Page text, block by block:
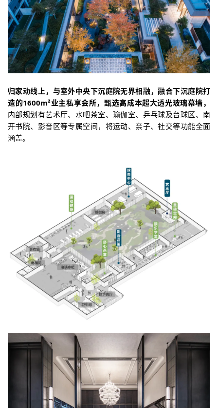
归家动线上，与室外中央下沉庭院无界相融，融合下沉庭院打
造的1600m²业主私享会所，甄选高成本超大透光玻璃幕墙，
内部规划有艺术厅、水吧茶室、瑜伽室、乒乓球及台球区、南
开书院、影音区等专属空间，将运动、亲子、社交等功能全面
涵盖。